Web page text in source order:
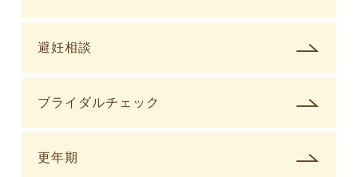
避妊相談
ブライダルチェック
更年期